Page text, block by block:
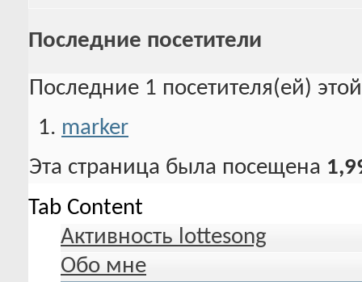
Последние посетители
Последние 1 посетителя(ей)
marker
Эта страница была посещена
Tab Content
Активность lottesong
Обо мне